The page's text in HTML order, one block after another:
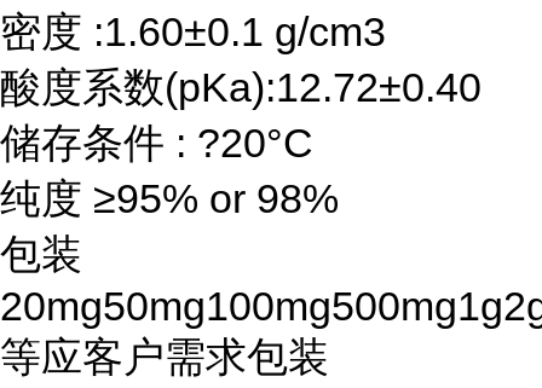
密度 :1.60±0.1 g/cm3
酸度系数(pKa):12.72±0.40
储存条件 : ?20°C
纯度 ≥95% or 98%
包装
等应客户需求包装